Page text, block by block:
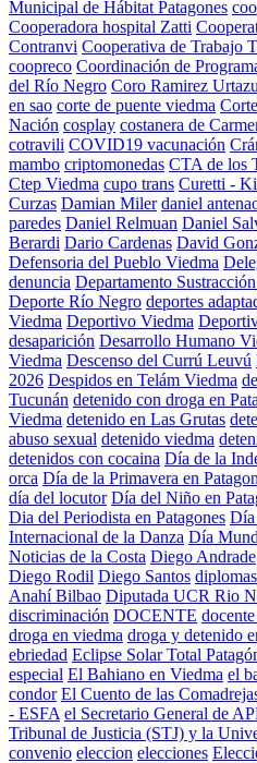
Municipal de Hábitat Patagones
Cooperadora hospital Zatti
Contranvi Cooperativa de Trabajo
coopreco Coordinación de
del Río Negro Coro Ramirez
en sao corte de puente viedma
Nación cosplay costanera de
cotravili COVID19 vacunación
mambo criptomonedas CTA de los
Ctep Viedma cupo trans Curetti -
Curzas Damian Miler daniel
paredes Daniel Relmuan Daniel
Berardi Dario Cardenas David
Defensoria del Pueblo Viedma
denuncia Departamento
Deporte Río Negro deportes
Viedma Deportivo Viedma
desaparición Desarrollo Humano
Viedma Descenso del Currú Leuvú
2026 Despidos en Telám Viedma
Tucunán detenido con droga en
Viedma detenido en Las Grutas
abuso sexual detenido viedma
detenidos con cocaina Día de la
orca Día de la Primavera en
día del locutor Día del Niño en
Dia del Periodista en Patagones Día
Internacional de la Danza Día
Noticias de la Costa Diego Andrade
Diego Rodil Diego Santos
Anahí Bilbao Diputada UCR Rio
discriminación DOCENTE
droga en viedma droga y detenido
ebriedad Eclipse Solar Total
especial El Bahiano en Viedma el
condor El Cuento de las
- ESFA el Secretario General de
Tribunal de Justicia (STJ) y la
convenio eleccion elecciones